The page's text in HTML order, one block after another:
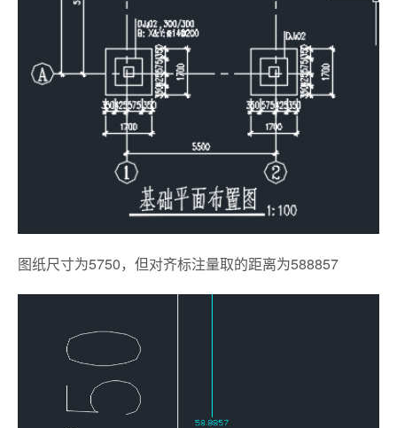
图纸尺寸为5750，但对齐标注量取的距离为588857